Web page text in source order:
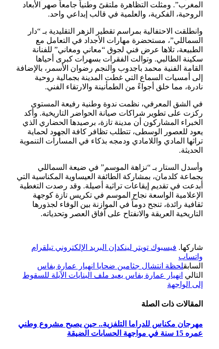
المغرب”. ومثلت التظاهرة ملتقىً وطنياً جامعاً صهر الأبعاد
الروحية، الفكرية، والعلمية في قالب إبداعي واحد.
وانطلقت الاحتفالية بمراسم تقطير الزهر التقليدية بـ “دار
السماللي”، مستحضرة مهارات الأجداد في التعامل مع
الطبيعة، تلاها عرض فني لجوق “معاني ومغاني” للفنانة
سكينة الطالبي. وتوالت الفقرات بسهرات كبرى أحياها
القامة الفنية محمد باجدوب والنجم رضوان الأسمر، بالإضافة
إلى أمسيات السماع التي غطت المدينة بجمالية روحية
نادرة، مما خلق أجواءً من الطمأنينة والارتقاء الفني.
في الشق المعرفي، نظمت ندوة وطنية رفيعة المستوى
ركزت على تطوير شراكات صيانة الحواضر التاريخية. وأكد
الخبراء المشاركون أن مدينة تازة، برصيدها الحضاري الذي
يعود للعصور الوسطى، تتطلب تظافر كافة الجهود لحماية
تراثها المادي واللامادي ودمجه بذكاء في المسارات التنموية
الحديثة.
وأسدل الستار بـ “نزاهة الموسم” في ضيعة السماللي
بجماعة كلدمان، بمشاركة الطائفة العيساوية المكناسية التي
أبدعت في تقديم إيقاعات تراثية أصيلة. وقد رصدت التغطية
الإعلامية الواسعة نجاح الموسم في تكريس تازة كوجهة
ثقافية رائدة، تنجح دوماً في الموازنة بين الوفاء لجذورها
التاريخية العريقة والانفتاح على آفاق العصر وتحدياته.
شاركها. فيسبوك تويتر لينكدإن البريد الإلكتروني تيلقرام
واتساب
السابقلحظة انتشال جثامين ضحايا انهيار عمارة بفاس
التالي انهيار عمارة بفاس يعيد ملف البنايات الآيلة للسقوط
إلى الواجهة
المقالاتذات الصلة
مهرجان مكناس للدراما التلفزية.. حين يصبح مشروع وطني
عمره 15 سنة في مواجهة الحسابات الضيقة